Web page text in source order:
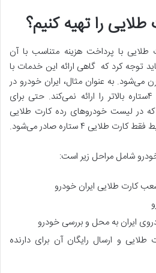
را تهیه کنیم؟
با پرداخت هزینه متناسب با آن
توجه کرد که گاهی ارائه این خدمات با
می‌شود. به عنوان مثال، ایران خودرو در
حال حاضر خدمات طرح‌‌های ۴ستاره بالاتر را ارائه نمی‌کند. حتی برای
در لیست خودروهای رده کارت طلایی
۴ ستاره صادر می‌شود.
شامل مراحل زیر است:
کارت طلایی ایران خودرو
ایران به محل و بررسی خودرو
طلایی و ارسال رایگان آن برای دارنده